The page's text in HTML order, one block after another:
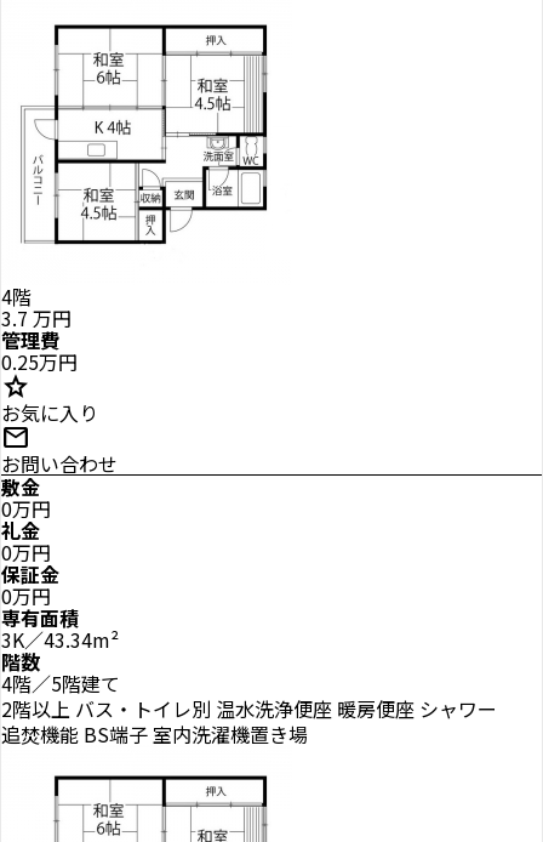
4階
3.7 万円
管理費
0.25万円
star
お気に入り
mail
お問い合わせ
敷金
0万円
礼金
0万円
保証金
0万円
専有面積
3K／43.34m²
階数
4階／5階建て
2階以上 バス・トイレ別 温水洗浄便座 暖房便座 シャワー
追焚機能 BS端子 室内洗濯機置き場